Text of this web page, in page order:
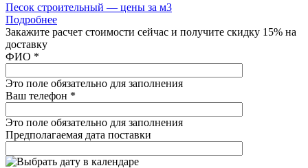
Песок строительный — цены за м3
Подробнее
Закажите расчет стоимости сейчас и получите скидку 15% на
доставку
ФИО *
Это поле обязательно для заполнения
Ваш телефон *
Это поле обязательно для заполнения
Предполагаемая дата поставки